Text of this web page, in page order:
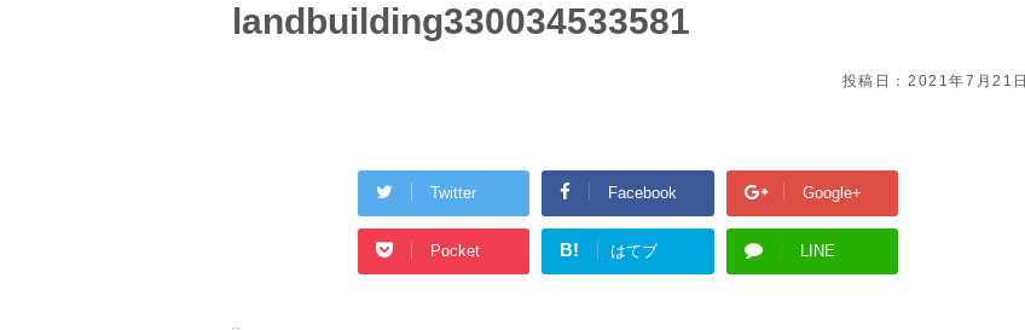
landbuilding330034533581
投稿日： 2021年7月21日
Twitter Facebook Google+
Pocket B! はてブ LINE